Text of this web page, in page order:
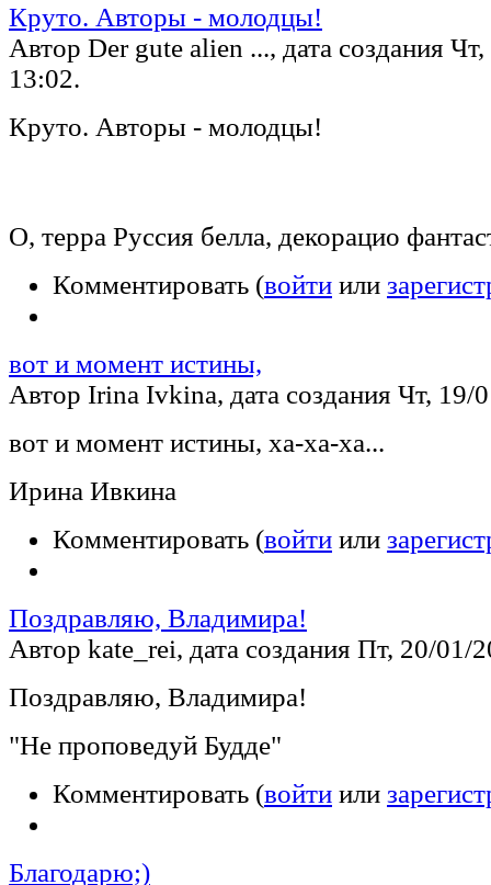
Круто. Авторы - молодцы!
Автор Der gute alien ..., дата создания
13:02.
Круто. Авторы - молодцы!
О, терра Руссия белла, декорацио
Комментировать (войти или
вот и момент истины,
Автор Irina Ivkina, дата создания Чт, 19/
вот и момент истины, ха-ха-ха...
Ирина Ивкина
Комментировать (войти или
Поздравляю, Владимира!
Автор kate_rei, дата создания Пт, 20/01/
Поздравляю, Владимира!
"Не проповедуй Будде"
Комментировать (войти или
Благодарю;)